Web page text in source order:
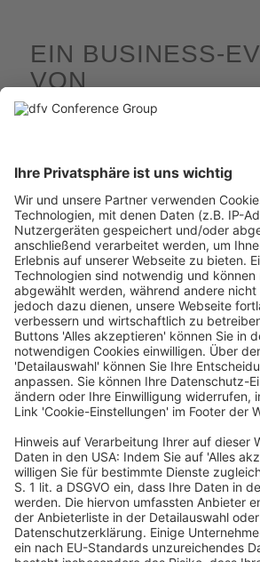
EIN BUSINESS-
VON
IHRE
Wir sind für Sie da
Programm
sarah.sternberger@dfvcg.de
+49 69 7595 3039
Organisation
Marie Hartmann